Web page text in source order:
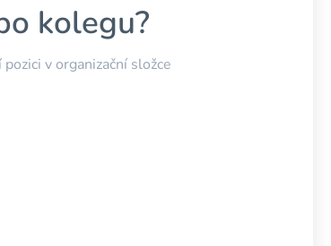
kolegu?
v organizační složce